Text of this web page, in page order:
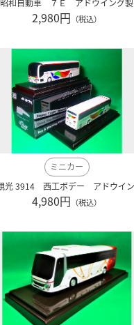
昭和自動車 ７Ｅ アドウイング製
2,980円 （税込）
ミニカー
4,980円 （税込）